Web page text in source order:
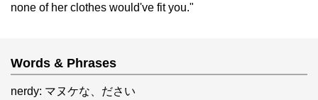
none of her clothes would've fit you."
Words & Phrases
nerdy: マヌケな、ださい